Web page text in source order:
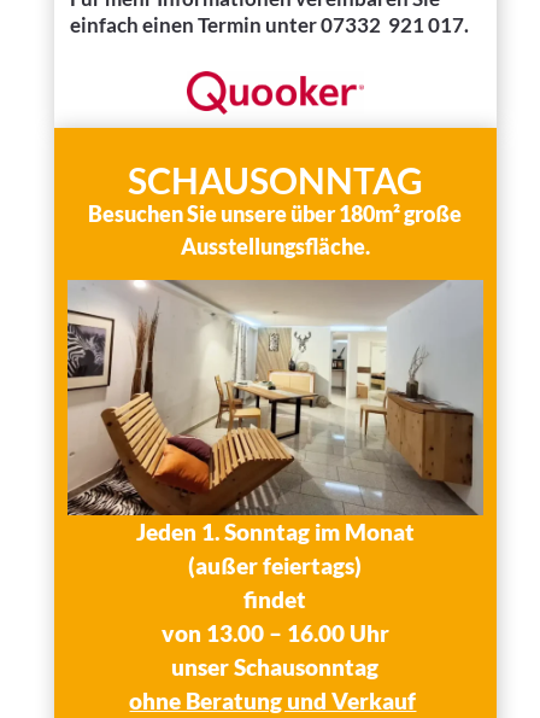
einfach einen Termin unter 07332 921 017.
SCHAUSONNTAG
Besuchen Sie unsere über 180m² große
Ausstellungsfläche.
Jeden 1. Sonntag im Monat
(außer feiertags)
findet
von 13.00 – 16.00 Uhr
unserSchausonntag
ohne Beratung und Verkauf